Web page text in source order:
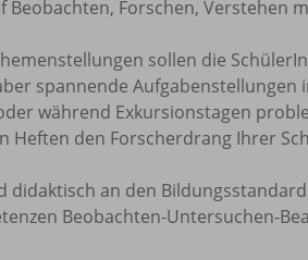
Beobachten, Forschen, Verstehen
sollen die
spannende
während Exkursionstagen
Heften den Forscherdrang Ihrer
didaktisch an den
Beobachten-Untersuchen-